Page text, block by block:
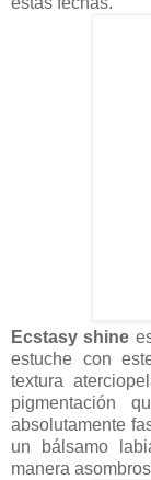
Ecstasy shine
estuche con
textura
pigmentación
absolutamente
un bálsamo
manera